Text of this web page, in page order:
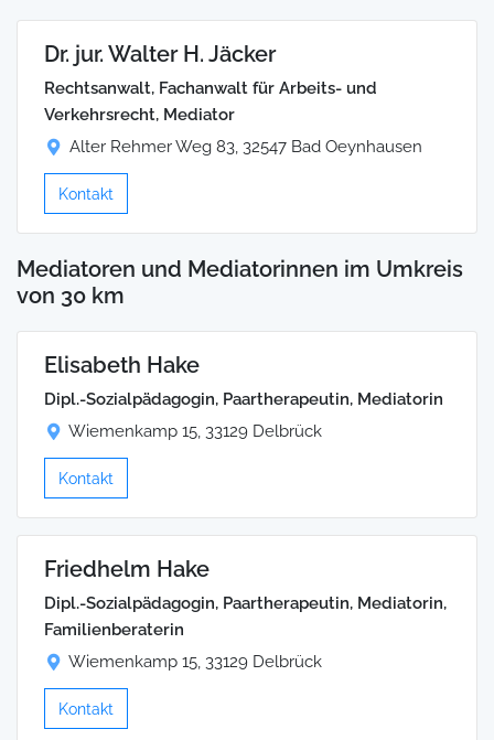
Dr. jur. Walter H. Jäcker
Rechtsanwalt, Fachanwalt für Arbeits- und
Verkehrsrecht, Mediator
Alter Rehmer Weg 83, 32547 Bad Oeynhausen
Kontakt
Mediatoren und Mediatorinnen im Umkreis
von 30 km
Elisabeth Hake
Dipl.-Sozialpädagogin, Paartherapeutin, Mediatorin
Wiemenkamp 15, 33129 Delbrück
Kontakt
Friedhelm Hake
Dipl.-Sozialpädagogin, Paartherapeutin, Mediatorin,
Familienberaterin
Wiemenkamp 15, 33129 Delbrück
Kontakt